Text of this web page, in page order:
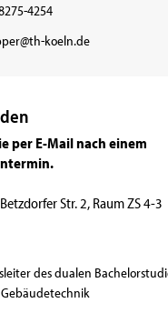
4254
koeln.de
per E-Mail nach einem
Str. 2, Raum ZS 4-3
des dualen